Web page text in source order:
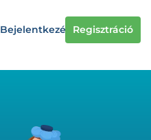
Bejelentkezés Regisztráció